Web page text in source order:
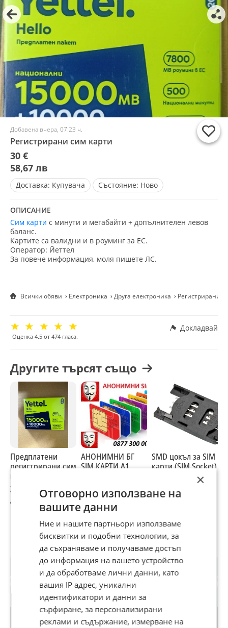
Добавена вчера, 07:23 ч.
Регистрирани сим карти
30 €
58,67 лв
Доставка: Купувача Състояние: Ново
ОПИСАНИЕ
Сим карти с минути и мегабайти + допълнителен левов
баланс.
Картите са валидни и в роуминг за ЕС.
Оператор: Йеттел
За повече информация, моля пишете ЛС.
Всички обяви Електроника Друга електроника Регистрирани
☆
☆
☆
☆
☆
Оценка4.5 от474 гласа.
Докладвай
Другите търсят също
Предплатени
регистрирани сим
карти
25 €
48,90 лв
АНОНИМНИ БГ
SIM КАРТИ А1,
33 €
64,54 лв
SMD цокъл за SIM
карти (SIM Socket)
1,20 €
2,35 лв
Потребител
×
Отговорно използване на
вашите данни
Ние и нашите партньори използваме
бисквитки и подобни технологии, за
да съхраняваме и получаваме достъп
до информация на вашето устройство
и да обработваме лични данни, като
вашия IP адрес, уникални
идентификатори и данни за
сърфиране, за персонализирани
реклами и съдържание, измерване на